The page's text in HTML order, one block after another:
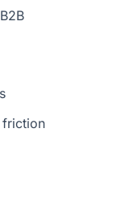
friction